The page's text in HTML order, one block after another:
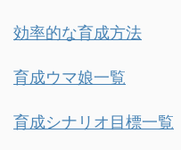
効率的な育成方法
育成ウマ娘一覧
育成シナリオ目標一覧